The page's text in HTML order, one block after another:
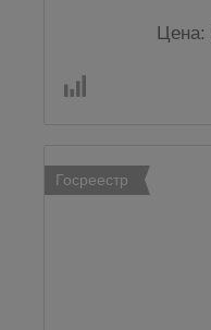
Цена:
Госреестр